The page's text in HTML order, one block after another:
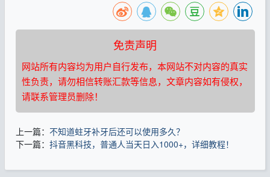
免责声明
网站所有内容均为用户自行发布，本网站不对内容的真实
性负责，请勿相信转账汇款等信息，文章内容如有侵权，
请联系管理员删除！
上一篇： 不知道蛀牙补牙后还可以使用多久？
下一篇： 抖音黑科技，普通人当天日入1000+，详细教程！